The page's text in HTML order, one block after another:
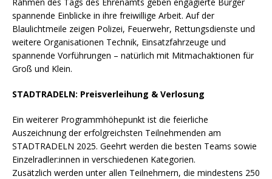
spannende Einblicke in ihre freiwillige Arbeit. Auf der
Blaulichtmeile zeigen Polizei, Feuerwehr, Rettungsdienste und
weitere Organisationen Technik, Einsatzfahrzeuge und
spannende Vorführungen – natürlich mit Mitmachaktionen für
Groß und Klein.
STADTRADELN: Preisverleihung & Verlosung
Ein weiterer Programmhöhepunkt ist die feierliche
Auszeichnung der erfolgreichsten Teilnehmenden am
STADTRADELN 2025. Geehrt werden die besten Teams sowie
Einzelradler:innen in verschiedenen Kategorien.
Zusätzlich werden unter allen Teilnehmern, die mindestens 250